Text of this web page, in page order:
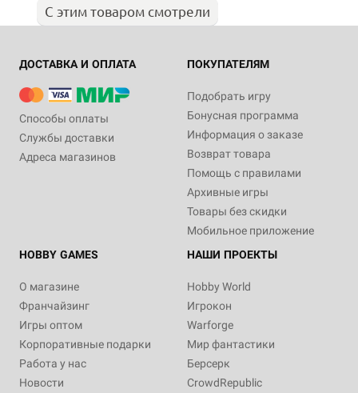
С этим товаром смотрели
ДОСТАВКА И ОПЛАТА
Способы оплаты
Службы доставки
Адреса магазинов
ПОКУПАТЕЛЯМ
Подобрать игру
Бонусная программа
Информация о заказе
Возврат товара
Помощь с правилами
Архивные игры
Товары без скидки
Мобильное приложение
HOBBY GAMES
О магазине
Франчайзинг
Игры оптом
Корпоративные подарки
Работа у нас
Новости
НАШИ ПРОЕКТЫ
Hobby World
Игрокон
Warforge
Мир фантастики
Берсерк
CrowdRepublic